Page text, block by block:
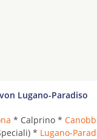
Lugano-Paradiso
* Calprino *
* Lugano-